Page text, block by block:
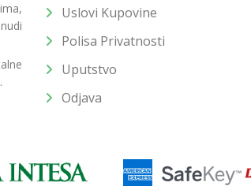
Uslovi Kupovine
Polisa Privatnosti
Uputstvo
Odjava